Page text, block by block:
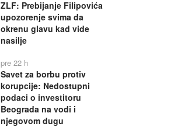
ZLF: Prebijanje Filipovića
upozorenje svima da
okrenu glavu kad vide
nasilje
pre 22 h
Savet za borbu protiv
korupcije: Nedostupni
podaci o investitoru
Beograda na vodi i
njegovom dugu